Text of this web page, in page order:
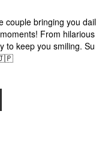
couple bringing you dail
From hilarious
to keep you smiling. Su